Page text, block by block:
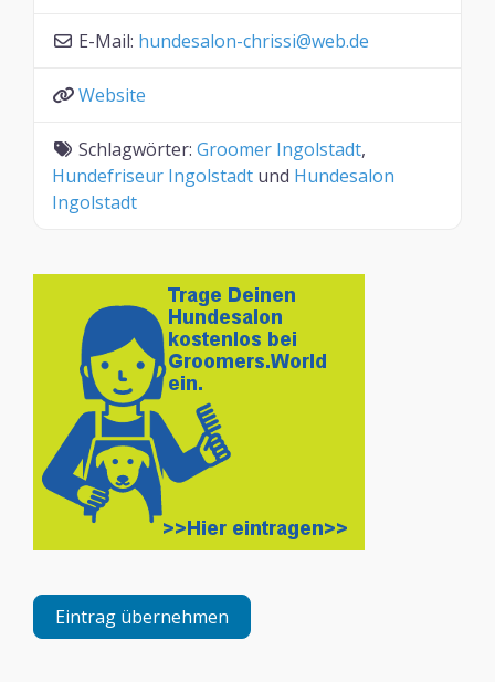
E-Mail: hundesalon-chrissi@web.de
Website
Schlagwörter: Groomer Ingolstadt,
Hundefriseur Ingolstadt und Hundesalon
Ingolstadt
Eintrag übernehmen